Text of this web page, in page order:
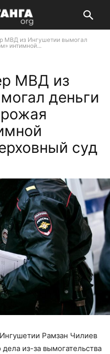
МВД из Ингушетии вымогал
интимной...
МВД из
деньги
суд
Рамзан Чилиев
из-за вымогательства